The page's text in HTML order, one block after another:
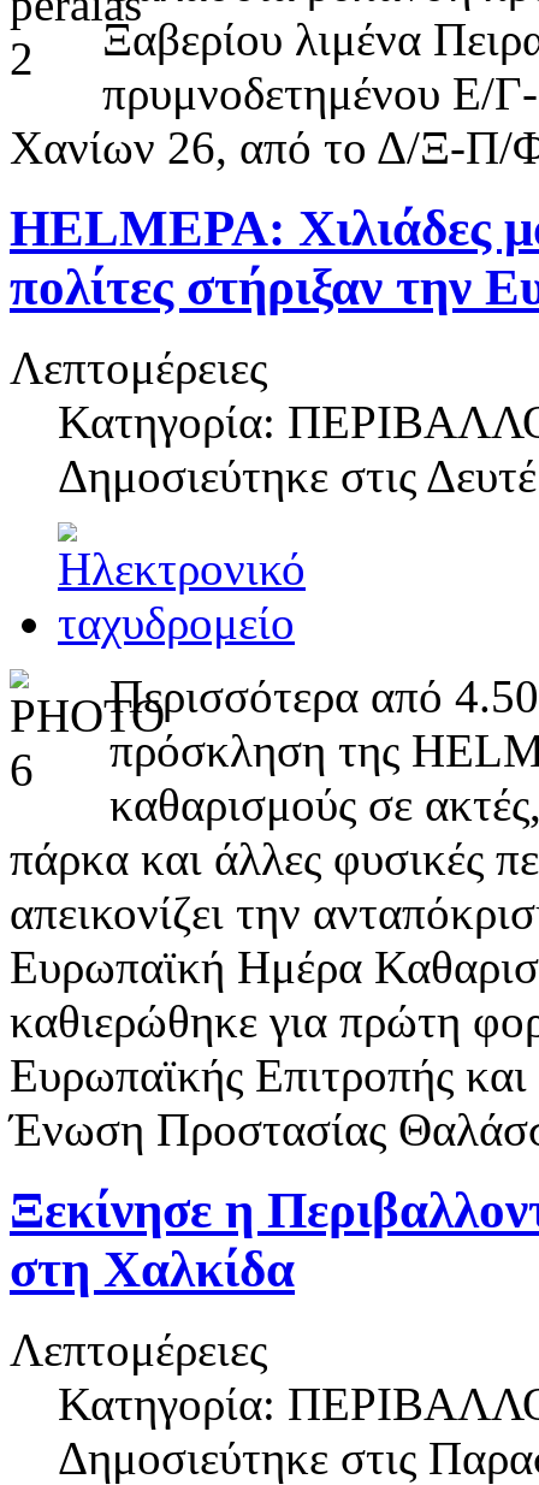
Ξαβερίου λιμένα
πρυμνοδετημένου
Χανίων 26, από το Δ/Ξ-
HELMEPA: Χιλιάδες
πολίτες στήριξαν την
Λεπτομέρειες
Κατηγορία:
Δημοσιεύτηκε στις
Περισσότερα από
πρόσκληση της
καθαρισμούς σε
πάρκα και άλλες φυσικές
απεικονίζει την
Ευρωπαϊκή Ημέρα
καθιερώθηκε για πρώτη
Ευρωπαϊκής Επιτροπής
Ένωση Προστασίας
Ξεκίνησε η
στη Χαλκίδα
Λεπτομέρειες
Κατηγορία:
Δημοσιεύτηκε στις